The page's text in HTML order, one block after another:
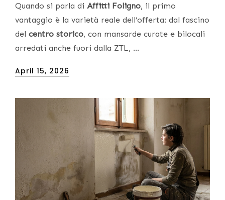
Quando si parla di Affitti Foligno, il primo
vantaggio è la varietà reale dell’offerta: dal fascino
del centro storico, con mansarde curate e bilocali
arredati anche fuori dalla ZTL, …
Posted
April 15, 2026